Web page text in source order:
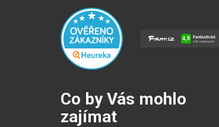
Co by Vás mohlo
zajímat